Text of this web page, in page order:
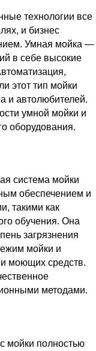
технологии все
и бизнес
Умная мойка —
в себе высокие
этот тип мойки
и автолюбителей.
умной мойки и
оборудования.
система мойки
обеспечением и
такими как
обучения. Она
загрязнения
мойки и
моющих средств.
методами.
мойки полностью